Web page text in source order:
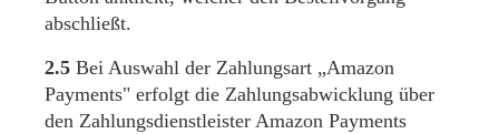
abschließt.
2.5 Bei Auswahl der Zahlungsart „Amazon
Payments" erfolgt die Zahlungsabwicklung über
den Zahlungsdienstleister Amazon Payments